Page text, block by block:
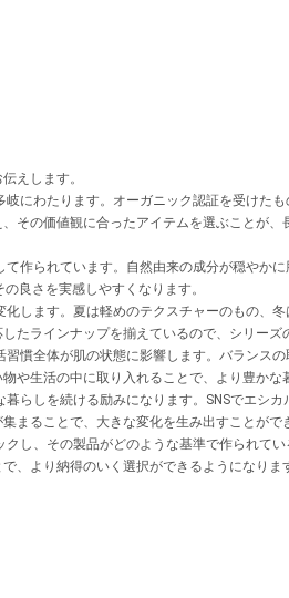
えします。
にわたります。オーガニック認証を受けた
その価値観に合ったアイテムを選ぶことが
作られています。自然由来の成分が穏やか
良さを実感しやすくなります。
します。夏は軽めのテクスチャーのもの、
ラインナップを揃えているので、シリーズ
慣全体が肌の状態に影響します。バランス
生活の中に取り入れることで、より豊かな
らしを続ける励みになります。SNSでエシ
まることで、大きな変化を生み出すことがで
し、その製品がどのような基準で作られて
、より納得のいく選択ができるようになりま